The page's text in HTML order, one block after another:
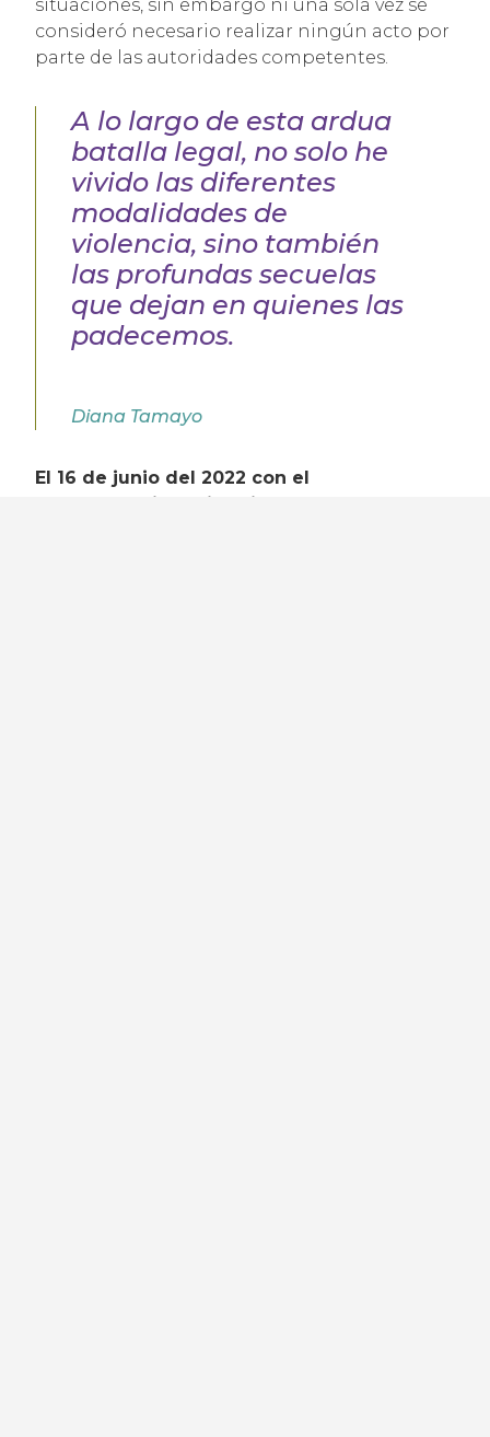
situaciones, sin embargo ni una sola vez se
consideró necesario realizar ningún acto por
parte de las autoridades competentes.
A lo largo de esta ardua
batalla legal, no solo he
vivido las diferentes
modalidades de
violencia, sino también
las profundas secuelas
que dejan en quienes las
padecemos.
Diana Tamayo
El 16 de junio del 2022 con el
acompañamiento jurídico del IMDHD se